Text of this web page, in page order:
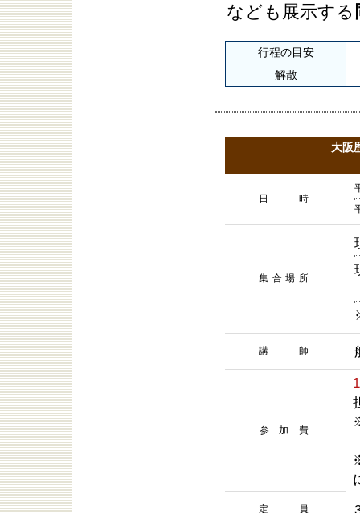
なども展示する
行程の目安
解散
大阪
日 時
集合場所
講 師
参 加 費
定 員